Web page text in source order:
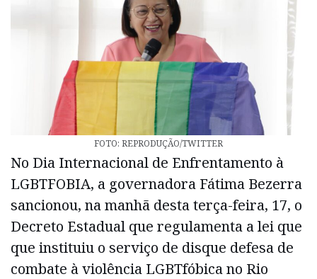
FOTO: REPRODUÇÃO/TWITTER
No Dia Internacional de Enfrentamento à
LGBTFOBIA, a governadora Fátima Bezerra
sancionou, na manhã desta terça-feira, 17, o
Decreto Estadual que regulamenta a lei que
que instituiu o serviço de disque defesa de
combate à violência LGBTfóbica no Rio